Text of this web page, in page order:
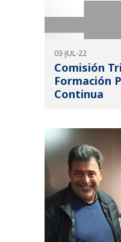
03-JUL-22
Comisión
Formación
Continua